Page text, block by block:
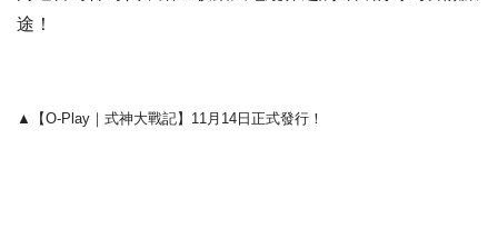
途！
▲【O-Play｜式神大戰記】11月14日正式發行！